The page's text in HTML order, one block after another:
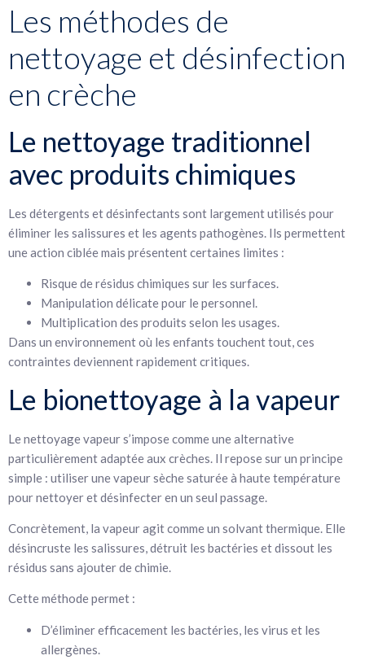
Les méthodes de
nettoyage et désinfection
en crèche
Le nettoyage traditionnel
avec produits chimiques
Les détergents et désinfectants sont largement utilisés pour
éliminer les salissures et les agents pathogènes. Ils permettent
une action ciblée mais présentent certaines limites :
Risque de résidus chimiques sur les surfaces.
Manipulation délicate pour le personnel.
Multiplication des produits selon les usages.
Dans un environnement où les enfants touchent tout, ces
contraintes deviennent rapidement critiques.
Le bionettoyage à la vapeur
Le nettoyage vapeur s’impose comme une alternative
particulièrement adaptée aux crèches. Il repose sur un principe
simple : utiliser une vapeur sèche saturée à haute température
pour nettoyer et désinfecter en un seul passage.
Concrètement, la vapeur agit comme un solvant thermique. Elle
désincruste les salissures, détruit les bactéries et dissout les
résidus sans ajouter de chimie.
Cette méthode permet :
D’éliminer efficacement les bactéries, les virus et les
allergènes.